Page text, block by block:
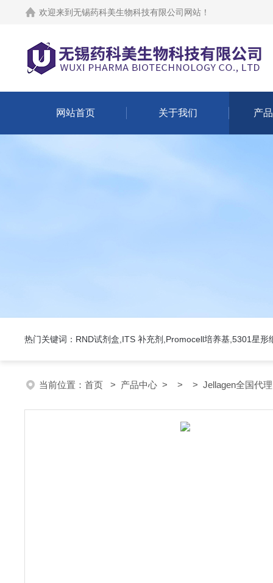
欢迎来到 无锡药科美生物科技有限公司网站 ！
网站首页 关于我们 产
热门关键词：RND试剂盒,ITS 补充剂,Promocell培养基,5301星形
当前位置： 首页 > 产品中心 > > > Jellagen全国代理